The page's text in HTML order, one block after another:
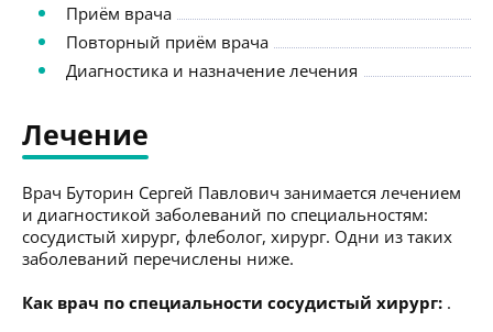
Приём врача
Повторный приём врача
Диагностика и назначение лечения
Лечение
Врач Буторин Сергей Павлович занимается лечением
и диагностикой заболеваний по специальностям:
сосудистый хирург, флеболог, хирург. Одни из таких
заболеваний перечислены ниже.
Как врач по специальности сосудистый хирург: .